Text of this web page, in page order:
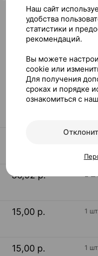
152
33,70 р. 2
36,92 р.
15,00 р. 1 шт.
15,00 р. 1 шт.
Наш сайт
удобства
статистики и
рекомендаций.
Вы можете
cookie или
Для получения
сроках и порядке
ознакомиться с